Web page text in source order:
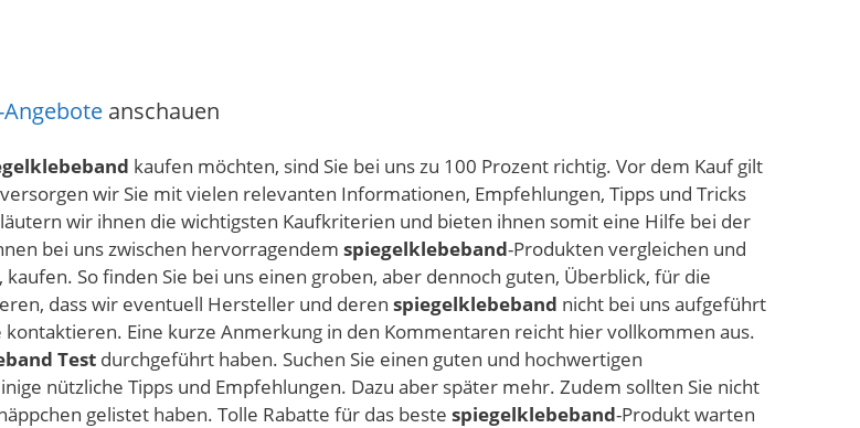
anschauen
kaufen möchten, sind Sie bei uns zu 100 Prozent richtig. Vor dem Kauf gilt
wir Sie mit vielen relevanten Informationen, Empfehlungen, Tipps und Tricks
wir ihnen die wichtigsten Kaufkriterien und bieten ihnen somit eine Hilfe bei der
bei uns zwischen hervorragendem spiegelklebeband-Produkten vergleichen und
kaufen. So finden Sie bei uns einen groben, aber dennoch guten, Überblick, für die
dass wir eventuell Hersteller und deren spiegelklebeband nicht bei uns aufgeführt
Eine kurze Anmerkung in den Kommentaren reicht hier vollkommen aus.
Test durchgeführt haben. Suchen Sie einen guten und hochwertigen
nützliche Tipps und Empfehlungen. Dazu aber später mehr. Zudem sollten Sie nicht
gelistet haben. Tolle Rabatte für das beste spiegelklebeband-Produkt warten